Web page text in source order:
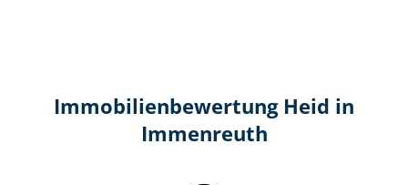
Immobilien­bewertung Heid in
Immenreuth